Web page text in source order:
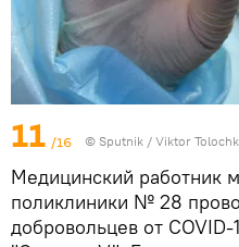
11 /16 © Sputnik / Viktor
Медицинский работник
поликлиники № 28
добровольцев от